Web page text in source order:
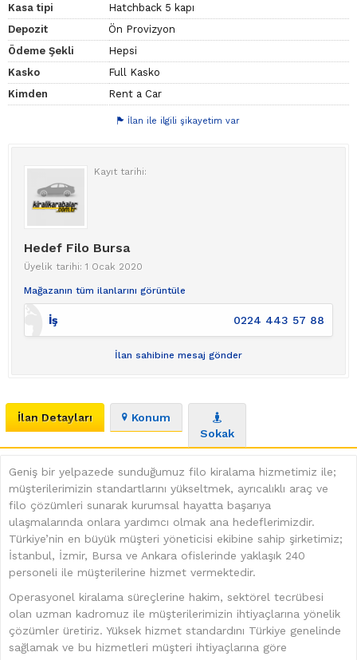
Kasa tipi
Hatchback 5 kapı
Depozit
Ön Provizyon
Ödeme Şekli
Hepsi
Kasko
Full Kasko
Kimden
Rent a Car
İlan ile ilgili şikayetim var
Kayıt tarihi:
Hedef Filo Bursa
Üyelik tarihi: 1 Ocak 2020
Mağazanın tüm ilanlarını görüntüle
İş 0224 443 57 88
İlan sahibine mesaj gönder
İlan Detayları
Konum
Sokak
Geniş bir yelpazede sunduğumuz filo kiralama hizmetimiz ile;
müşterilerimizin standartlarını yükseltmek, ayrıcalıklı araç ve
filo çözümleri sunarak kurumsal hayatta başarıya
ulaşmalarında onlara yardımcı olmak ana hedeflerimizdir.
Türkiye’nin en büyük müşteri yöneticisi ekibine sahip şirketimiz;
İstanbul, İzmir, Bursa ve Ankara ofislerinde yaklaşık 240
personeli ile müşterilerine hizmet vermektedir.
Operasyonel kiralama süreçlerine hakim, sektörel tecrübesi
olan uzman kadromuz ile müşterilerimizin ihtiyaçlarına yönelik
çözümler üretiriz. Yüksek hizmet standardını Türkiye genelinde
sağlamak ve bu hizmetleri müşteri ihtiyaçlarına göre